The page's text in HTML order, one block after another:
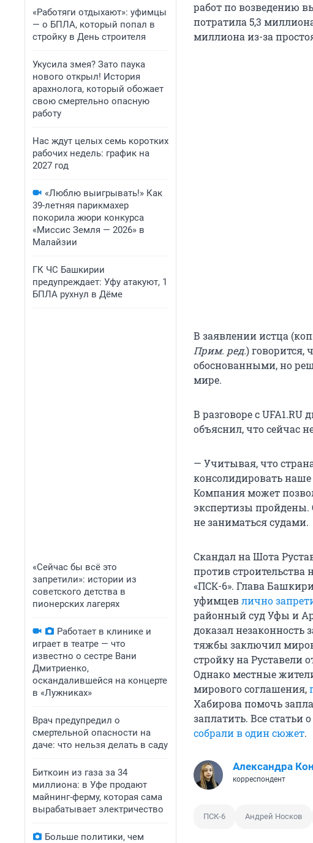
«Работяги отдыхают»: уфимцы
— о БПЛА, который попал в
стройку в День строителя
Укусила змея? Зато паука
нового открыл! История
арахнолога, который обожает
свою смертельно опасную
работу
Нас ждут целых семь коротких
рабочих недель: график на
2027 год
«Люблю выигрывать!» Как
39-летняя парикмахер
покорила жюри конкурса
«Миссис Земля — 2026» в
Малайзии
ГК ЧС Башкирии
предупреждает: Уфу атакуют, 1
БПЛА рухнул в Дёме
«Сейчас бы всё это
запретили»: истории из
советского детства в
пионерских лагерях
Работает в клинике и
играет в театре — что
известно о сестре Вани
Дмитриенко,
оскандалившейся на концерте
в «Лужниках»
Врач предупредил о
смертельной опасности на
даче: что нельзя делать в саду
Биткоин из газа за 34
миллиона: в Уфе продают
майнинг-ферму, которая сама
вырабатывает электричество
Больше политики, чем
работ по возведению
потратила 5,3
миллиона из-за
В заявлении истца
Прим. ред.) говорится,
обоснованными, но
мире.
В разговоре с
объяснил, что сейчас
— Учитывая, что
консолидировать наше
Компания может
экспертизы пройдены.
не заниматься судами.
Скандал на Шота
против
«ПСК-6». Глава
уфимцевлично
районный суд Уфы и
доказал незаконность
тяжбы заключил
стройку на Руставели
Однако местные
мирового соглашения,
Хабирова помочь
заплатить. Все
собрали в один сюжет.
Александра
корреспондент
ПСК-6 Андрей Носков